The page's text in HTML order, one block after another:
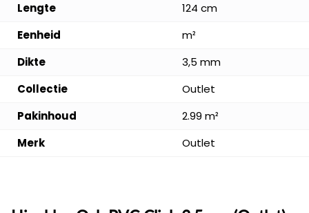
Lengte
124 cm
Eenheid
m²
Dikte
3,5 mm
Collectie
Outlet
Pakinhoud
2.99 m²
Merk
Outlet